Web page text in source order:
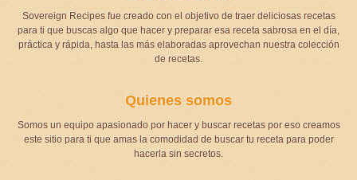
Sovereign Recipes fue creado con el objetivo de traer deliciosas recetas
para ti que buscas algo que hacer y preparar esa receta sabrosa en el día,
práctica y rápida, hasta las más elaboradas aprovechan nuestra colección
de recetas.
Quienes somos
Somos un equipo apasionado por hacer y buscar recetas por eso creamos
este sitio para ti que amas la comodidad de buscar tu receta para poder
hacerla sin secretos.